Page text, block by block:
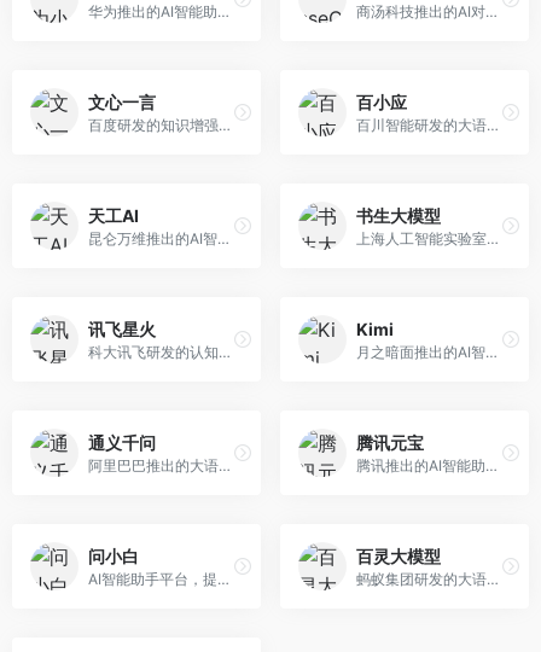
华为推出的AI智能助手网页端，深度整合鸿蒙生态和华为云服务。面向华为设备用户，支持语音交互、智能问答、设备控制等功能，与华为硬件生态无缝衔接。 商汤科技推出的AI对话平台，结合计算机视觉和自然语言处理技术。面向企业用户和开发者，支持多模态交互，视觉理解能力强，适合智能客服和内容创作场景。
文心一言
百度研发的知识增强大语言模型，深度融合百度知识图谱和搜索能力。面向中文用户，提供知识问答、文本创作、逻辑推理等服务，中文语境理解准确，知识覆盖面广。
百小应
百川智能研发的大语言模型助手，专注于中文理解和生成。面向中文用户，提供知识问答、文本创作、代码辅助等服务，模型参数规模大，中文表达流畅自然。
天工AI
昆仑万维推出的AI智能助手，集成搜索、对话、创作等多种能力。面向普通用户和内容创作者，支持联网搜索、文本生成、图像理解等功能，响应速度快，免费使用。
书生大模型
上海人工智能实验室研发的开源大模型系列，支持多尺度和多模态。面向研究机构和开发者，开源生态完善，学术研究背景深厚，适合科研和定制开发。
讯飞星火
科大讯飞研发的认知智能大模型，深度融合语音识别和自然语言处理技术。面向企业用户和教育领域，提供语音交互、文档处理、代码生成等服务，中文语音识别准确率高。
Kimi
月之暗面推出的AI智能助手，核心优势在于超长文本处理能力，支持20万字以上文档分析。面向学术研究者、职场人士和内容创作者，提供文档解读、PPT生成、联网搜索等综合服务。
通义千问
阿里巴巴推出的大语言模型平台，提供对话问答、文档处理、图像理解、代码编写等全方位AI服务。面向企业用户和个人开发者，集成阿里云生态，支持多模态交互，企业级安全保障。
腾讯元宝
腾讯推出的AI智能助手，整合微信生态和腾讯云服务。面向普通用户和企业客户，支持文档解析、图像理解、联网搜索等功能，与腾讯产品无缝衔接，办公协作便捷。
问小白
AI智能助手平台，提供知识问答、文本创作、文档处理等服务。面向普通用户和职场人士，操作简便，响应速度快，支持多场景应用。
百灵大模型
蚂蚁集团研发的大语言模型平台，专注于金融科技和企业服务。面向金融机构和企业客户，提供智能客服、风险分析、文档处理等服务，金融场景理解深入。